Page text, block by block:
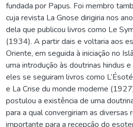
fundada por Papus. Foi membro
cuja revista La Gnose dirigiria nos
dela que publicou livros como Le
(1934). A partir dais e voltaria aos
Oriente, em seguida à iniciação no
uma introdução às doutrinas hindus
eles se seguiram livros como
e La Crise du monde moderne
postulou a existência de uma
para a qual convergiriam as diversas
importante para a recepção do